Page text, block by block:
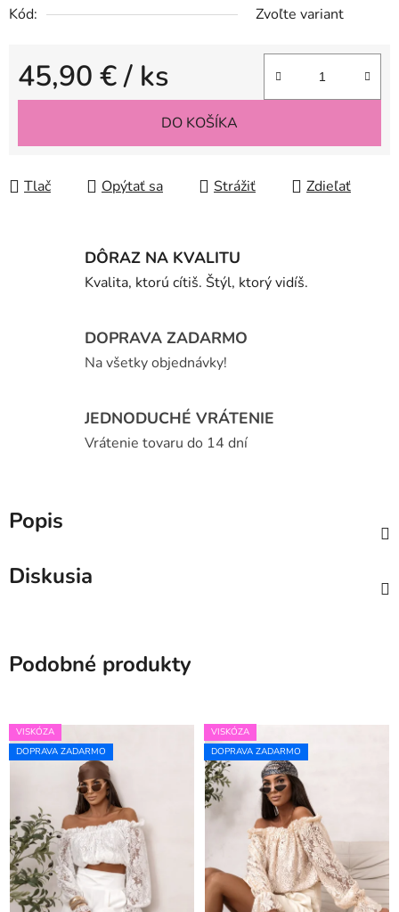
Kód:
Zvoľte variant
45,90 €/ ks
Jednotková cena:
DO KOŠÍKA
Tlač Opýtať sa Strážiť Zdieľať
DÔRAZ NA KVALITU
Kvalita, ktorú cítiš. Štýl, ktorý vidíš.
DOPRAVA ZADARMO
Na všetky objednávky!
JEDNODUCHÉ VRÁTENIE
Vrátenie tovaru do 14 dní
Popis
Diskusia
Podobné produkty
VISKÓZA
DOPRAVA ZADARMO
VISKÓZA
DOPRAVA ZADARMO